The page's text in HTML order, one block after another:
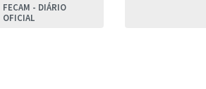
FECAM - DIÁRIO
OFICIAL